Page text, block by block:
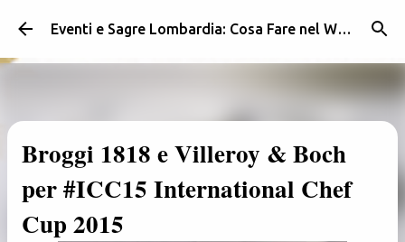
Passa ai contenuti principali Eventi e Sagre Lombardia: Cosa Fare nel Weekend | Weekendidea
Broggi 1818 e Villeroy & Boch
per #ICC15 International Chef
Cup 2015